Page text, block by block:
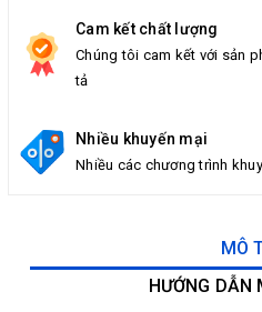
Cam kết chất lượng
Chúng tôi cam kết với sản
tả
Nhiều khuyến mại
Nhiều các chương trình
MÔ
HƯỚNG DẪN